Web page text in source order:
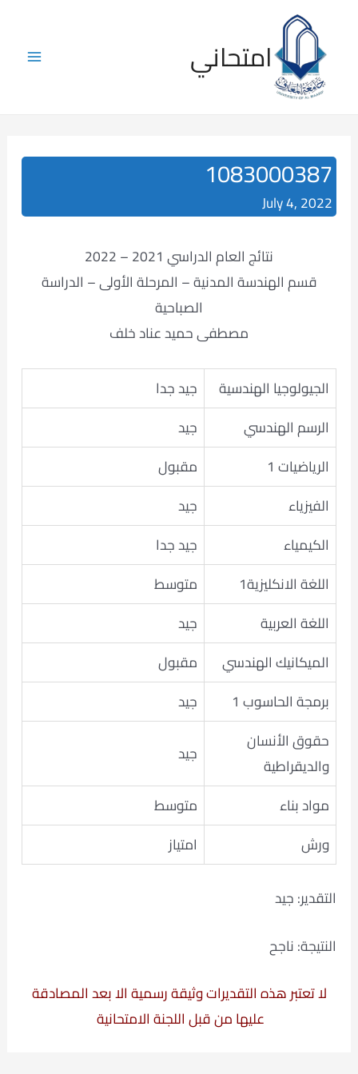
content
Main
امتحاني
1083000387
July 4, 2022
نتائج العام الدراسي 2021 – 2022
قسم الهندسة المدنية – المرحلة الأولى – الدراسة
الصباحية
مصطفى حميد عناد خلف
الجيولوجيا الهندسية
جيد جدا
الرسم الهندسي
جيد
الرياضيات 1
مقبول
الفيزياء
جيد
الكيمياء
جيد جدا
اللغة الانكليزية1
متوسط
اللغة العربية
جيد
الميكانيك الهندسي
مقبول
برمجة الحاسوب 1
جيد
حقوق الأنسان
والديقراطية
جيد
مواد بناء
متوسط
ورش
امتياز
التقدير: جيد
النتيجة: ناجح
لا تعتبر هذه التقديرات وثيقة رسمية الا بعد المصادقة
عليها من قبل اللجنة الامتحانية